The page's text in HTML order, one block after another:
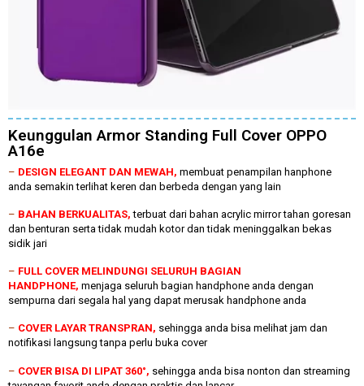
Keunggulan Armor Standing Full Cover OPPO
A16e
– DESIGN ELEGANT DAN MEWAH, membuat penampilan hanphone
anda semakin terlihat keren dan berbeda dengan yang lain
– BAHAN BERKUALITAS,terbuat dari bahan acrylic mirror tahan goresan
dan benturan serta tidak mudah kotor dan tidak meninggalkan bekas
sidik jari
– FULL COVER MELINDUNGI SELURUH BAGIAN
HANDPHONE, menjaga seluruh bagian handphone anda dengan
sempurna dari segala hal yang dapat merusak handphone anda
– COVER LAYAR TRANSPRAN, sehingga anda bisa melihat jam dan
notifikasi langsung tanpa perlu buka cover
– COVER BISA DI LIPAT 360°, sehingga anda bisa nonton dan streaming